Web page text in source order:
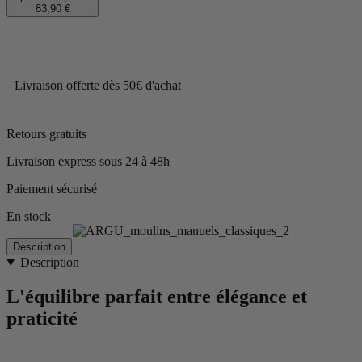
83,90 €
Livraison offerte dès 50€ d'achat
Retours gratuits
Livraison express sous 24 à 48h
Paiement sécurisé
En stock
Description
Description
L'équilibre parfait entre élégance et
praticité